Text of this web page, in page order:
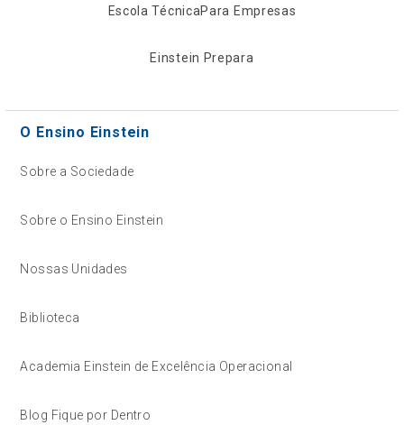
Escola TécnicaPara Empresas
Einstein Prepara
O Ensino Einstein
Sobre a Sociedade
Sobre o Ensino Einstein
Nossas Unidades
Biblioteca
Academia Einstein de Excelência Operacional
Blog Fique por Dentro